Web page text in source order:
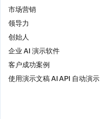
市场营销
领导力
创始人
企业 AI 演示软件
客户成功案例
使用演示文稿 AI API 自动演示